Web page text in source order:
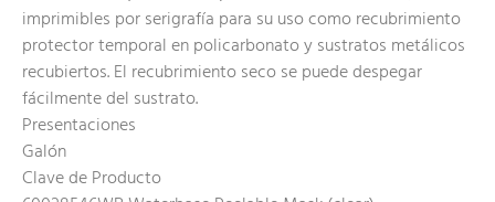
imprimibles por serigrafía para su uso como recubrimiento
protector temporal en policarbonato y sustratos metálicos
recubiertos. El recubrimiento seco se puede despegar
fácilmente del sustrato.
Presentaciones
Galón
Clave de Producto